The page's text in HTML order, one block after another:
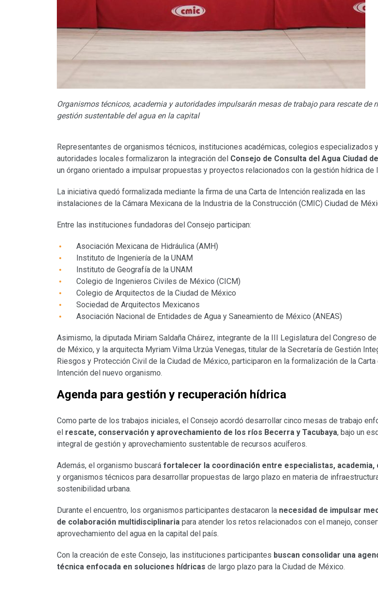
Organismos técnicos, academia y autoridades impulsarán mesas de trabajo para rescate de
gestión sustentable del agua en la capital
Representantes de organismos técnicos, instituciones académicas, colegios especializados y
autoridades locales formalizaron la integración del Consejo de Consulta del Agua Ciudad
un órgano orientado a impulsar propuestas y proyectos relacionados con la gestión hídrica de
La iniciativa quedó formalizada mediante la firma de una Carta de Intención realizada en las
instalaciones de la Cámara Mexicana de la Industria de la Construcción (CMIC) Ciudad de
Entre las instituciones fundadoras del Consejo participan:
Asociación Mexicana de Hidráulica (AMH)
Instituto de Ingeniería de la UNAM
Instituto de Geografía de la UNAM
Colegio de Ingenieros Civiles de México (CICM)
Colegio de Arquitectos de la Ciudad de México
Sociedad de Arquitectos Mexicanos
Asociación Nacional de Entidades de Agua y Saneamiento de México (ANEAS)
Asimismo, la diputada Miriam Saldaña Cháirez, integrante de la III Legislatura del Congreso de
de México, y la arquitecta Myriam Vilma Urzúa Venegas, titular de la Secretaría de Gestión
Riesgos y Protección Civil de la Ciudad de México, participaron en la formalización de la Carta
Intención del nuevo organismo.
Agenda para gestión y recuperación hídrica
Como parte de los trabajos iniciales, el Consejo acordó desarrollar cinco mesas de trabajo
el rescate, conservación y aprovechamiento de los ríos Becerra y Tacubaya, bajo un
integral de gestión y aprovechamiento sustentable de recursos acuíferos.
Además, el organismo buscará fortalecer la coordinación entre especialistas, academia,
y organismos técnicos para desarrollar propuestas de largo plazo en materia de
sostenibilidad urbana.
Durante el encuentro, los organismos participantes destacaron la necesidad de impulsar
de colaboración multidisciplinaria para atender los retos relacionados con el manejo,
aprovechamiento del agua en la capital del país.
Con la creación de este Consejo, las instituciones participantes buscan consolidar una
técnica enfocada en soluciones hídricas de largo plazo para la Ciudad de México.